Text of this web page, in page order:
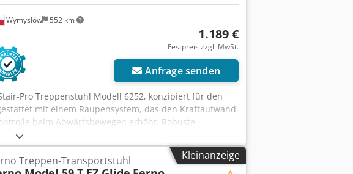
Wymysłów 552 km
1.189 €
Festpreis zzgl. MwSt.
Anfrage senden
Pro Treppenstuhl Modell 6252, konzipiert für den
mit einem Raupensystem, das den Kraftaufwand
beim Abwärtsbewegen erhöht. Robuste
kg), kompletter Sicherheitssatz mit Gurten sowie
Das Gerät ist funktionstüchtig, komplett und
einsatzbereit. Hergestellt in den USA. Ideal fürKleinanzeige
Treppen-Transportstuhl